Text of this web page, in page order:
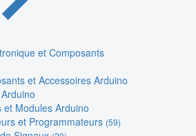
et Composants
et Accessoires Arduino
et Modules Arduino
et Programmateurs (59)